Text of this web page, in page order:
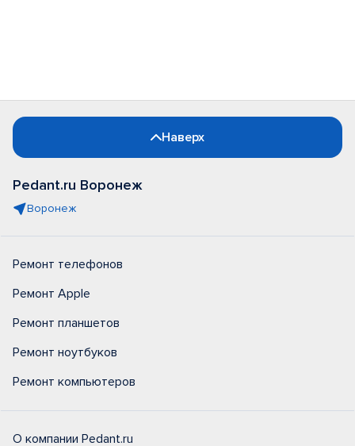
Наверх
Pedant.ru Воронеж
Воронеж
Ремонт телефонов
Ремонт Apple
Ремонт планшетов
Ремонт ноутбуков
Ремонт компьютеров
О компании Pedant.ru